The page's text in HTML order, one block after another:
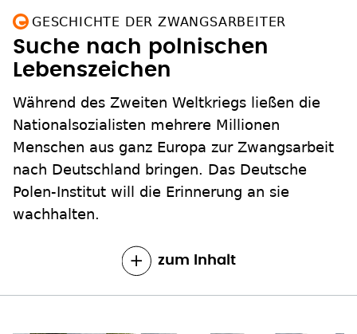
GESCHICHTE DER ZWANGSARBEITER
Suche nach polnischen
Lebenszeichen
Während des Zweiten Weltkriegs ließen die
Nationalsozialisten mehrere Millionen
Menschen aus ganz Europa zur Zwangsarbeit
nach Deutschland bringen. Das Deutsche
Polen-Institut will die Erinnerung an sie
wachhalten.
zum Inhalt